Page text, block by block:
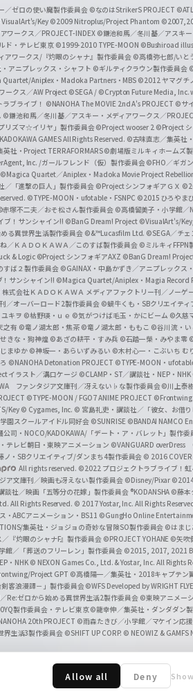
Allow all Deny
／ゼロの使い魔製作委員会 ©なのはStrikerS PROJECT
Key ©2009 Nitroplus/Project Phantom
ワークス／PROJECT-INDEX ©鎌池和馬／冬川基／アスキ
ド・テレビ東京 ©1999-2010 TYPE-MOON ©Bushiroad
アワークス/『灼眼のシャナ』製作委員会 ©高橋弥七郎/いと
アニプレックス・シャフト ©ギルティクラウン製作委員会
Aniplex・Madoka Partners・MBS ©2012 ヤマグチ
ークス／AW Project ©SEGA / ©Crypton Future Media, Inc.
ブライブ！ ©NANOHA The MOVIE 2nd A's PROJECT ©サ
©鎌池和馬／冬川基／アスキー・メディアワークス／
リズマ☆イリヤ」製作委員会©Project wooser 2 ©Project シ
GAMES All Rights Reserved. ©古味直志／集英社
社・Project TERRAFORMARS©劇場版ミルキィホームズ
Inc. /ガールフレンド（仮）製作委員会©FHO／ギガ
©Magica Quartet／Aniplex・Madoka Movie Project
／「進撃の巨人」製作委員会 ©Project シンフォギアＧＸ
©TYPE-MOON・ufotable・FSNPC ©2015 ひろやま
赤塚不二夫／おそ松さん製作委員会 ©高橋留美子・小学館／
ブ！サンシャイン!! ©BanG Dream! Project ©VisualArt's/
る異世界生活製作委員会 ©&™Lucasfilm Ltd. ©SEGA／チェ
／ＫＡＤＯＫＡＷＡ／このすば製作委員会 ©ミルキィFFPN
& Logic ©Project シンフォギアAXZ ©BanG Dream!
すば２製作委員会 ©GAINAX・中島かずき／アニプレックス
サンシャイン!! ©Magica Quartet/Aniplex・Magia Record
式会社ＫＡＤＯＫＡＷＡ メディアファクトリー刊／ノーゲ
／オーバーロード2製作委員会 ©蝸牛くも・SBクリエイテ
キヲ ©枯野瑛・ｕｅ ©気がつけば毛玉・かにビーム ©久慈
之有 ©竜ノ湖太郎・焦茶 ©竜ノ湖太郎・ももこ ©谷川流・い
きな・狗神煌 ©あざの耕平・すみ兵 ©石踏一榮・みやま零
まゆか ©神坂一・あらいずみるい ©木村心一・こぶいち む
©NANOHA Detonation PROJECT ©TYPE-MOON・
イラスト／溝口ケージ ©CLAMP・ST／講談社・NEP・NHK
ファンタジア文庫刊／冴えない♭な製作委員会©川上泰
©TYPE-MOON / FGO7 ANIME PROJECT ©Frontwing
Key © Cygames, Inc. © 宮島礼吏・講談社／「彼女、お借
園スクールアイドル同好会 ©SUNRISE ©BANDAI NAMCO
司・NOCO/KADOKAWA/「デート・ア・バレット」製作委
テレビ朝日・東映アニメーション ©VANGUARD
ノ・SBクリエイティブ/ダンまち4製作委員会 © 2016
All rights reserved. ©2022 プロジェクトラブライブ！
ア文庫刊／映画も冴えない製作委員会 ©Disney/Pixar
談社／映画「五等分の花嫁」製作委員会 ®KODANSHA ©藤本
All Rights Reserved. © 2017 Yostar, Inc. All Rights
ABCアニメーション・BS11 ©GungHo Online
集英社・ジョジョの奇妙な冒険SO製作委員会 ©はまじ
『灼眼のシャナF』製作委員会 ©PROJECT YOHANE ©矢吹
館／「葬送のフリーレン」製作委員会 ©2015, 2017, 2021
・NHK © NEXON Games Co., Ltd. & Yostar, Inc. All Rights
Project GPT ©高橋陽一／集英社・2018キャプテン
客浪漫譚－」製作委員会©WFS Developed by WRIGHT
Re:ゼロから始める異世界生活2製作委員会 ©東映アニメー
製作委員会・テレビ東京©龍幸伸／集英社・ダンダダン
20th PROJECT ©雨森たきび／小学館／マケイン応
界生活3製作委員会 ©SHIFT UP CORP. © NEOWIZ & GAMFS